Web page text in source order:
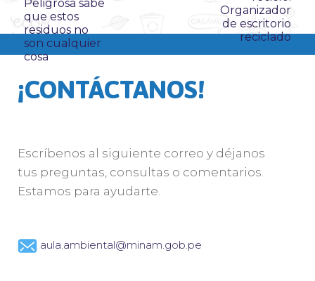
Peligrosa sabe
que estos
residuos no
son cualquier
cosa
Organizador
de escritorio
reciclado
¡CONTÁCTANOS!
Escríbenos al siguiente correo y déjanos
tus preguntas, consultas o comentarios.
Estamos para ayudarte.
aula.ambiental@minam.gob.pe